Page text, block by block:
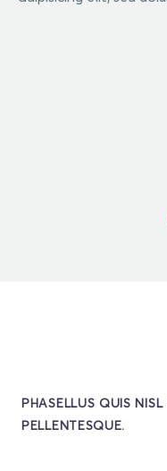
PHASELLUS QUIS
PELLENTESQUE.